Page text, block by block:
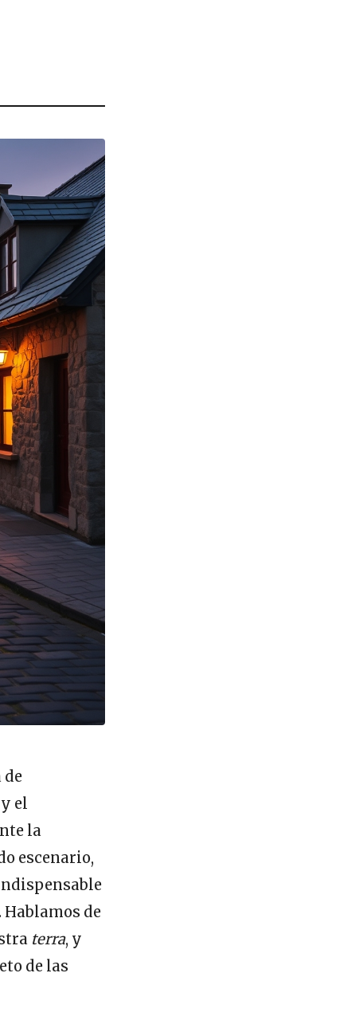
de
el
la
escenario,
de
terra, y
de las